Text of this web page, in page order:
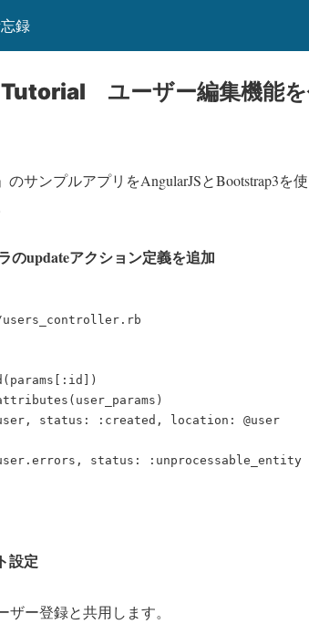
録
ユーザー編集機能
」のサンプルアプリをAngularJSとBootstrap3
のupdateアクション定義を追加
status: :created, location: @user
status: :unprocessable_entity
設定
ー登録と共用します。